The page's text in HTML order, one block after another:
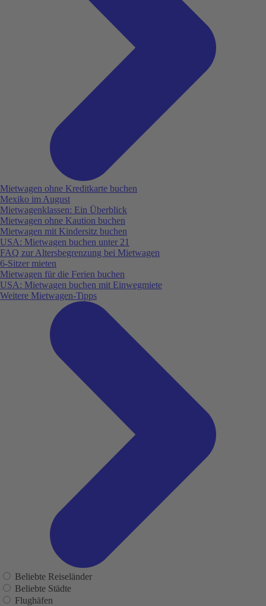
Mietwagen ohne Kreditkarte buchen
Mexiko im August
Mietwagenklassen: Ein Überblick
Mietwagen ohne Kaution buchen
Mietwagen mit Kindersitz buchen
USA: Mietwagen buchen unter 21
FAQ zur Altersbegrenzung bei Mietwagen
6-Sitzer mieten
Mietwagen für die Ferien buchen
USA: Mietwagen buchen mit Einwegmiete
Weitere Mietwagen-Tipps
Beliebte Reiseländer
Beliebte Städte
Flughäfen